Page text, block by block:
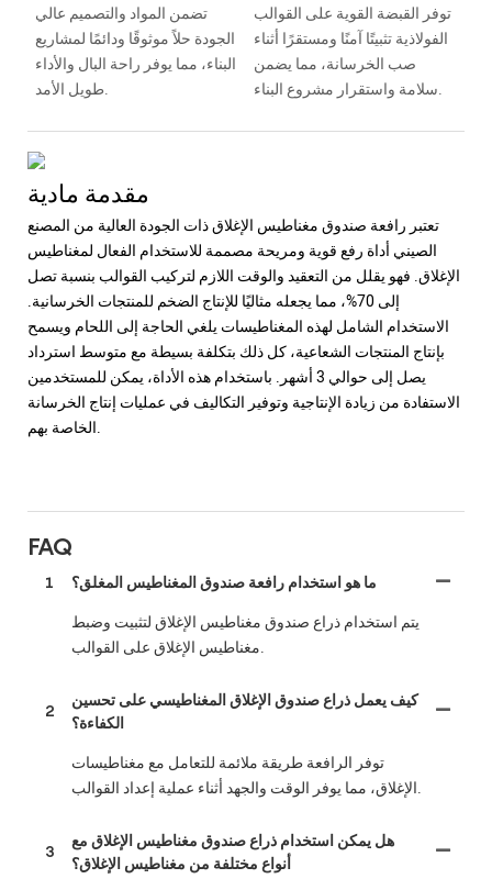
تضمن المواد والتصميم عالي
الجودة حلاً موثوقًا ودائمًا لمشاريع
البناء، مما يوفر راحة البال والأداء
طويل الأمد.
توفر القبضة القوية على القوالب
الفولاذية تثبيتًا آمنًا ومستقرًا أثناء
صب الخرسانة، مما يضمن
سلامة واستقرار مشروع البناء.
مقدمة مادية
تعتبر رافعة صندوق مغناطيس الإغلاق ذات الجودة العالية من المصنع
الصيني أداة رفع قوية ومريحة مصممة للاستخدام الفعال لمغناطيس
الإغلاق. فهو يقلل من التعقيد والوقت اللازم لتركيب القوالب بنسبة تصل
إلى 70%، مما يجعله مثاليًا للإنتاج الضخم للمنتجات الخرسانية.
الاستخدام الشامل لهذه المغناطيسات يلغي الحاجة إلى اللحام ويسمح
بإنتاج المنتجات الشعاعية، كل ذلك بتكلفة بسيطة مع متوسط ​​استرداد
يصل إلى حوالي 3 أشهر. باستخدام هذه الأداة، يمكن للمستخدمين
الاستفادة من زيادة الإنتاجية وتوفير التكاليف في عمليات إنتاج الخرسانة
الخاصة بهم.
FAQ
1 ما هو استخدام رافعة صندوق المغناطيس المغلق؟
يتم استخدام ذراع صندوق مغناطيس الإغلاق لتثبيت وضبط
مغناطيس الإغلاق على القوالب.
2
كيف يعمل ذراع صندوق الإغلاق المغناطيسي على تحسين
الكفاءة؟
توفر الرافعة طريقة ملائمة للتعامل مع مغناطيسات
الإغلاق، مما يوفر الوقت والجهد أثناء عملية إعداد القوالب.
3
هل يمكن استخدام ذراع صندوق مغناطيس الإغلاق مع
أنواع مختلفة من مغناطيس الإغلاق؟